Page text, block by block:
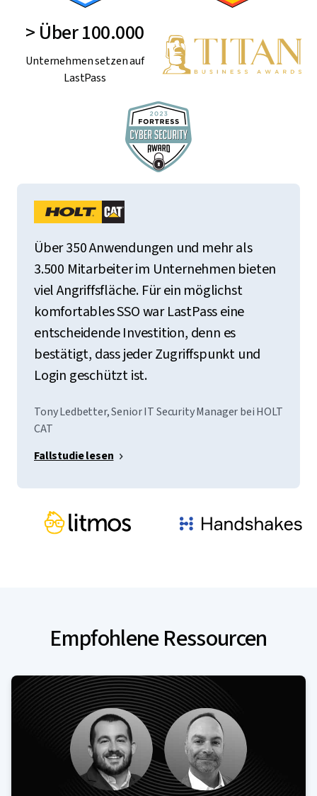
> Über 100.000
Unternehmen setzen auf
LastPass
Über 350 Anwendungen und mehr als
3.500 Mitarbeiter im Unternehmen bieten
viel Angriffsfläche. Für ein möglichst
komfortables SSO war LastPass eine
entscheidende Investition, denn es
bestätigt, dass jeder Zugriffspunkt und
Login geschützt ist.
Tony Ledbetter, Senior IT Security Manager bei HOLT
CAT
Fallstudie lesen
Empfohlene Ressourcen